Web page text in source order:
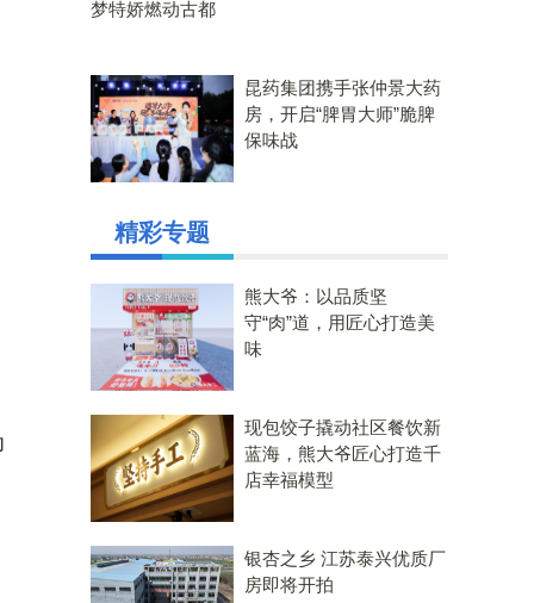
昆药集团携手张仲景大药
房，开启“脾胃大师”脆脾
保味战
精彩专题
熊大爷：以品质坚
守“肉”道，用匠心打造美
味
现包饺子撬动社区餐饮新
蓝海，熊大爷匠心打造千
店幸福模型
银杏之乡 江苏泰兴优质厂
房即将开拍